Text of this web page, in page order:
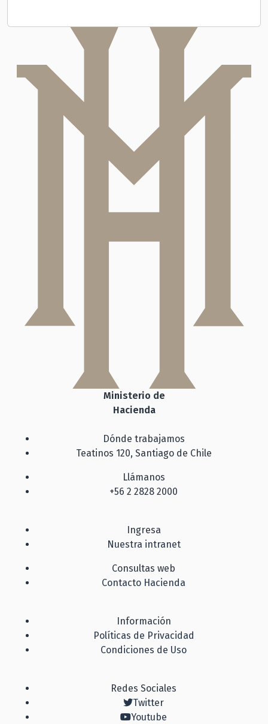
Ministerio de
Hacienda
Dónde trabajamos
Teatinos 120, Santiago de Chile
Llámanos
+56 2 2828 2000
Ingresa
Nuestra intranet
Consultas web
Contacto Hacienda
Información
Políticas de Privacidad
Condiciones de Uso
Redes Sociales
Twitter
Youtube